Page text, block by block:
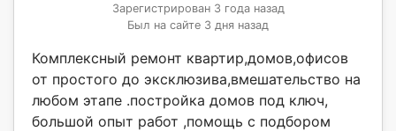
Зарегистрирован 3 года назад
Был на сайте 3 дня назад
Комплексный ремонт квартир,домов,офисов
от простого до эксклюзива,вмешательство на
любом этапе .постройка домов под ключ,
большой опыт работ ,помощь с подбором